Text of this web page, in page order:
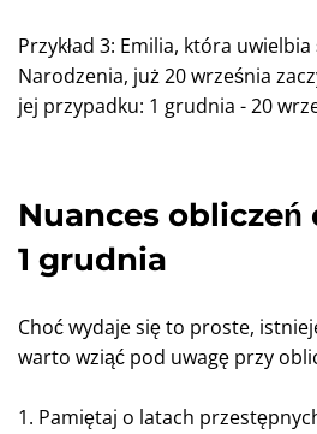
Przykład 3: Emilia, która
Narodzenia, już 20 września
jej przypadku: 1 grudnia - 20
Nuances
1 grudnia
Choć wydaje się to proste,
warto wziąć pod uwagę przy
1. Pamiętaj o latach